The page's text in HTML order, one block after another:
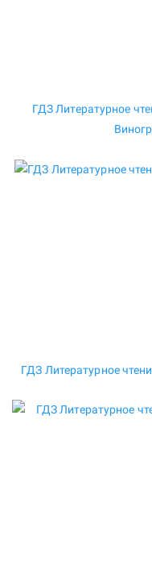
ГДЗ Литературное
ГДЗ Литературное